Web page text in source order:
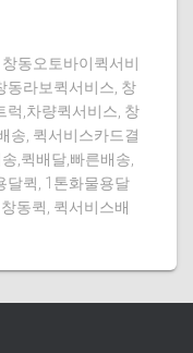
동오토바이퀵서비
동라보퀵서비스, 창
럭,차량퀵서비스, 창
송, 퀵서비스카드결
,퀵배달,빠른배송,
달퀵, 1톤화물용달
동퀵, 퀵서비스배